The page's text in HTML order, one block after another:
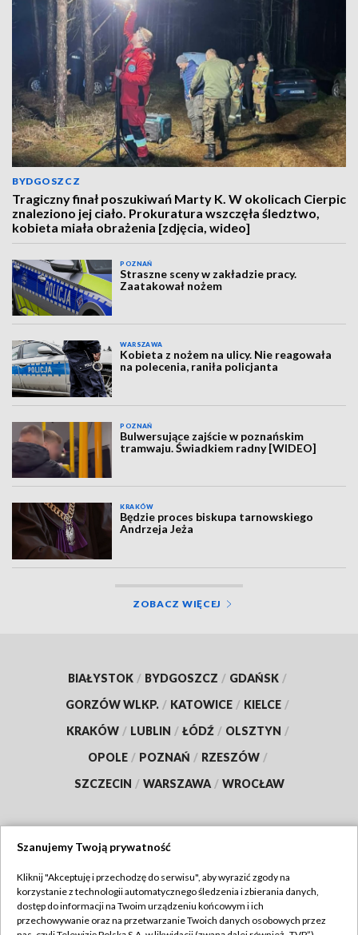
BYDGOSZCZ
Tragiczny finał poszukiwań Marty K. W okolicach Cierpic
znaleziono jej ciało. Prokuratura wszczęła śledztwo,
kobieta miała obrażenia [zdjęcia, wideo]
POZNAŃ
Straszne sceny w zakładzie pracy.
Zaatakował nożem
WARSZAWA
Kobieta z nożem na ulicy. Nie reagowała
na polecenia, raniła policjanta
POZNAŃ
Bulwersujące zajście w poznańskim
tramwaju. Świadkiem radny [WIDEO]
KRAKÓW
Będzie proces biskupa tarnowskiego
Andrzeja Jeża
ZOBACZ WIĘCEJ
BIAŁYSTOK / BYDGOSZCZ / GDAŃSK /
GORZÓW WLKP. / KATOWICE / KIELCE /
KRAKÓW / LUBLIN / ŁÓDŹ / OLSZTYN /
OPOLE / POZNAŃ / RZESZÓW /
SZCZECIN / WARSZAWA / WROCŁAW
TVP
Abonament TVP
Regulamin TVP
Szanujemy Twoją prywatność
Kliknij "Akceptuję i przechodzę do serwisu", aby wyrazić zgody na
korzystanie z technologii automatycznego śledzenia i zbierania danych,
dostęp do informacji na Twoim urządzeniu końcowym i ich
przechowywanie oraz na przetwarzanie Twoich danych osobowych przez